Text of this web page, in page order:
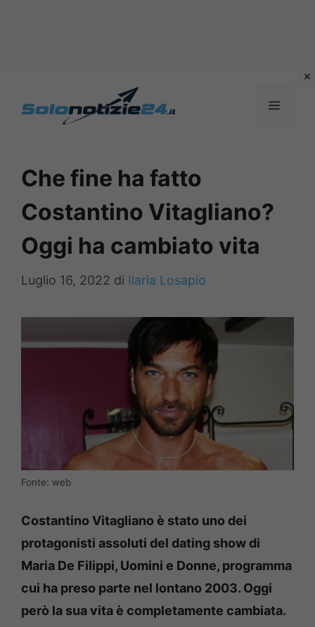
MENU
Che fine ha fatto
Costantino Vitagliano?
Oggi ha cambiato vita
Luglio 16, 2022 di Ilaria Losapio
Fonte: web
Costantino Vitagliano è stato uno dei
protagonisti assoluti del dating show di
Maria De Filippi, Uomini e Donne, programma
cui ha preso parte nel lontano 2003. Oggi
però la sua vita è completamente cambiata.